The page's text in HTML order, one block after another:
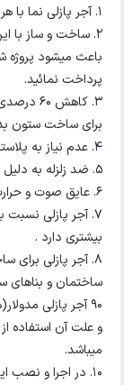
1. آجر پازلی نما با هر رنگی به سفارش مشتری
2. ساخت و ساز با
باعث میشود پروژه
پرداخت نمائید.
برای ساخت ستون
4. عدم نیاز به پلاستر و بندی کشی در پایان کار
5. ضد زلزله به دلیل مسلح شدن توسط میلگرد
6. عایق صوت و حرارت
7. آجر پازلی
بیشتری دارد .
8. آجر پازلی برای
ساختمان و بناهای
90 آجر پازلی
و علت آن استفاده
میباشد.
10. در اجرا و